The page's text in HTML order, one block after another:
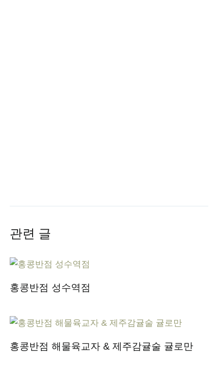
관련 글
홍콩반점 성수역점
홍콩반점 해물육교자 & 제주감귤술 귤로만